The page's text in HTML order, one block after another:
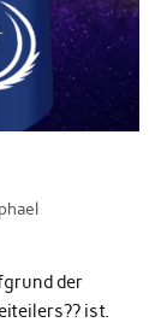
der
ist.